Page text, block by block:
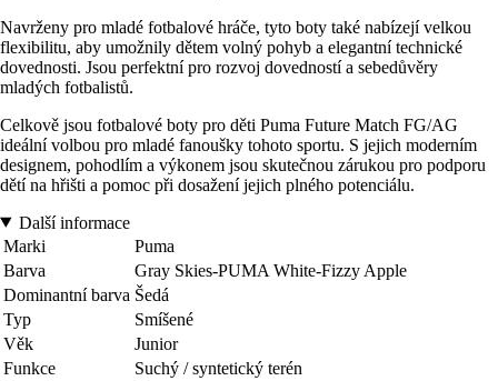
Navrženy pro mladé fotbalové hráče, tyto boty také nabízejí velkou
flexibilitu, aby umožnily dětem volný pohyb a elegantní technické
dovednosti. Jsou perfektní pro rozvoj dovedností a sebedůvěry
mladých fotbalistů.
Celkově jsou fotbalové boty pro děti Puma Future Match FG/AG
ideální volbou pro mladé fanoušky tohoto sportu. S jejich moderním
designem, pohodlím a výkonem jsou skutečnou zárukou pro podporu
dětí na hřišti a pomoc při dosažení jejich plného potenciálu.
Další informace
Marki
Puma
Barva
Gray Skies-PUMA White-Fizzy Apple
Dominantní barva Šedá
Typ
Smíšené
Věk
Junior
Funkce
Suchý / syntetický terén